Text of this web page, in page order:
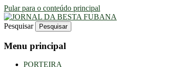
Pular para o conteúdo principal
JORNAL DA BESTA FUBANA
Uma Gazeta Escrota
Pesquisar
Menu principal
PORTEIRA